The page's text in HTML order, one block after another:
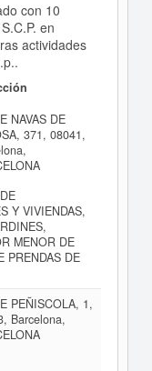
con 10
en
actividades
NAVAS DE
371, 08041,
Y VIVIENDAS,
MENOR DE
PRENDAS DE
PEÑISCOLA, 1,
Barcelona,